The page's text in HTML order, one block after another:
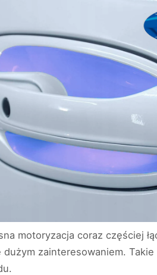
motoryzacja coraz częściej
dużym zainteresowaniem.